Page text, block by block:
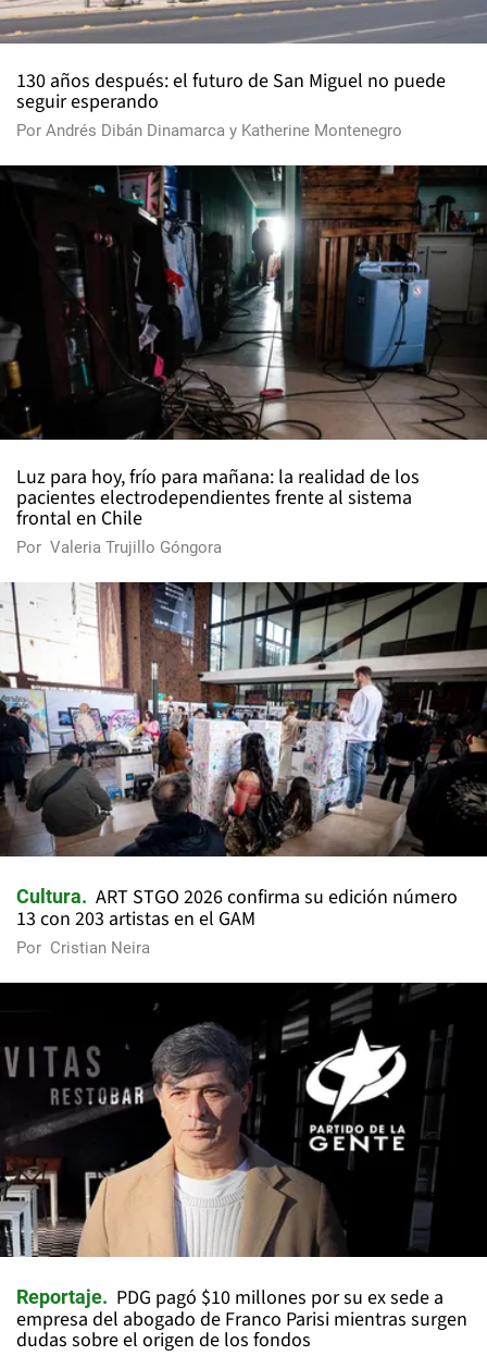
130 años después: el futuro de San Miguel no puede
seguir esperando
Por Andrés Dibán Dinamarca y Katherine Montenegro
Luz para hoy, frío para mañana: la realidad de los
pacientes electrodependientes frente al sistema
frontal en Chile
Por Valeria Trujillo Góngora
Cultura
ART STGO 2026 confirma su edición número
13 con 203 artistas en el GAM
Por Cristian Neira
Reportaje
PDG pagó $10 millones por su ex sede a
empresa del abogado de Franco Parisi mientras surgen
dudas sobre el origen de los fondos